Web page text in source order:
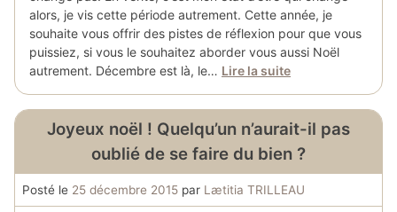
alors, je vis cette période autrement. Cette année, je
souhaite vous offrir des pistes de réflexion pour que vous
puissiez, si vous le souhaitez aborder vous aussi Noël
autrement. Décembre est là, le… Lire la suite
Joyeux noël ! Quelqu’un n’aurait-il pas
oublié de se faire du bien ?
Posté le 25 décembre 2015 par Lætitia TRILLEAU